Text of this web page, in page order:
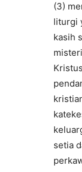
(3)
liturgi
kasih
setia